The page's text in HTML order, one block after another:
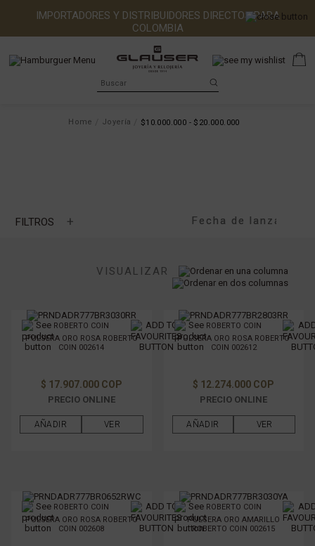
IMPORTADORES Y DISTRIBUIDORES DIRECTOS PARA
COLOMBIA
Home Joyería $10.000.000 - $20.000.000
FILTROS +
TIPO DE METAL
GÉNERO
FILTRAR POR PRECIO
VISUALIZAR
ROBERTO COIN
PULSERA ORO ROSA ROBERTO
COIN 002614
$ 17.907.000 COP
PRECIO ONLINE
AÑADIR VER
ROBERTO COIN
PULSERA ORO ROSA ROBERTO
COIN 002612
$ 12.274.000 COP
PRECIO ONLINE
AÑADIR VER
ROBERTO COIN
PULSERA ORO ROSA ROBERTO
COIN 002608
ROBERTO COIN
PULSERA ORO AMARILLO
ROBERTO COIN 002615